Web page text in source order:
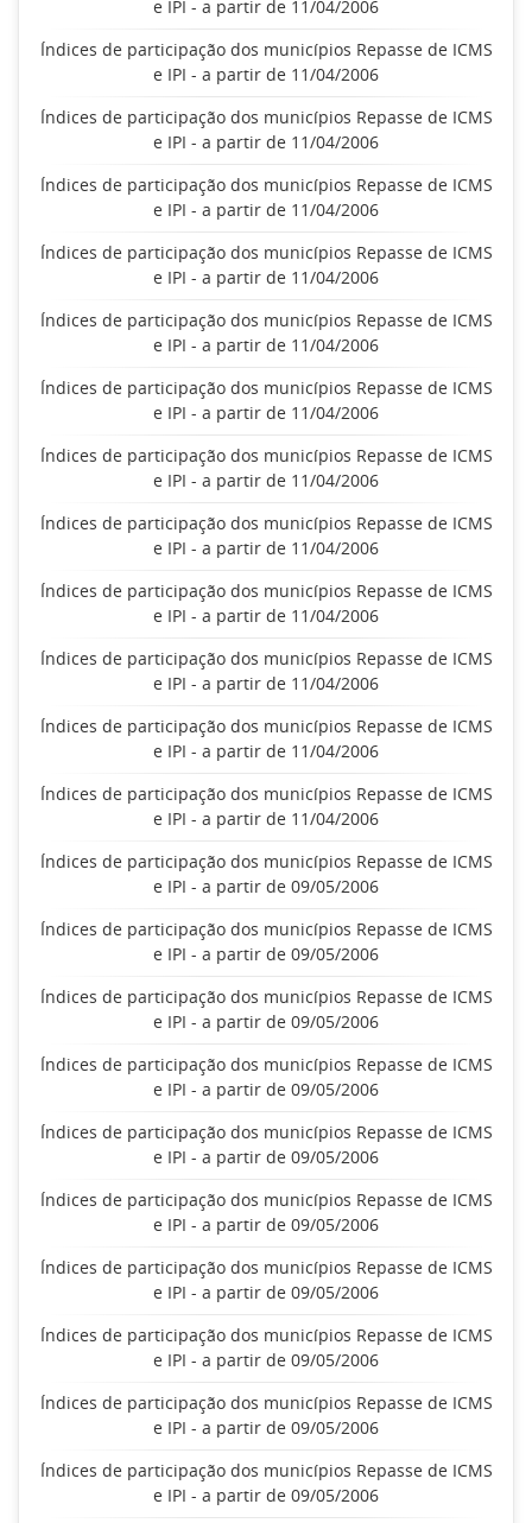
e IPI - a partir de 11/04/2006
Índices de participação dos municípios Repasse de ICMS
e IPI - a partir de 11/04/2006
Índices de participação dos municípios Repasse de ICMS
e IPI - a partir de 11/04/2006
Índices de participação dos municípios Repasse de ICMS
e IPI - a partir de 11/04/2006
Índices de participação dos municípios Repasse de ICMS
e IPI - a partir de 11/04/2006
Índices de participação dos municípios Repasse de ICMS
e IPI - a partir de 11/04/2006
Índices de participação dos municípios Repasse de ICMS
e IPI - a partir de 11/04/2006
Índices de participação dos municípios Repasse de ICMS
e IPI - a partir de 11/04/2006
Índices de participação dos municípios Repasse de ICMS
e IPI - a partir de 11/04/2006
Índices de participação dos municípios Repasse de ICMS
e IPI - a partir de 11/04/2006
Índices de participação dos municípios Repasse de ICMS
e IPI - a partir de 11/04/2006
Índices de participação dos municípios Repasse de ICMS
e IPI - a partir de 11/04/2006
Índices de participação dos municípios Repasse de ICMS
e IPI - a partir de 11/04/2006
Índices de participação dos municípios Repasse de ICMS
e IPI - a partir de 09/05/2006
Índices de participação dos municípios Repasse de ICMS
e IPI - a partir de 09/05/2006
Índices de participação dos municípios Repasse de ICMS
e IPI - a partir de 09/05/2006
Índices de participação dos municípios Repasse de ICMS
e IPI - a partir de 09/05/2006
Índices de participação dos municípios Repasse de ICMS
e IPI - a partir de 09/05/2006
Índices de participação dos municípios Repasse de ICMS
e IPI - a partir de 09/05/2006
Índices de participação dos municípios Repasse de ICMS
e IPI - a partir de 09/05/2006
Índices de participação dos municípios Repasse de ICMS
e IPI - a partir de 09/05/2006
Índices de participação dos municípios Repasse de ICMS
e IPI - a partir de 09/05/2006
Índices de participação dos municípios Repasse de ICMS
e IPI - a partir de 09/05/2006